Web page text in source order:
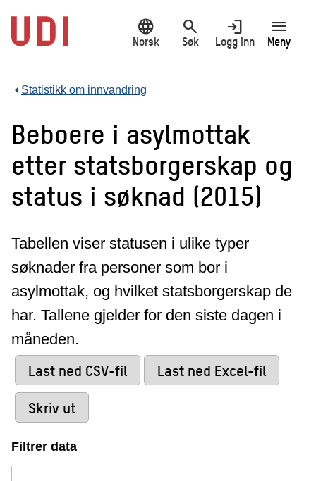
hovedinnhold
language
Norsk
search
Søk
login
Logg inn
menu
Meny
Statistikk om innvandring
Beboere i asylmottak
etter statsborgerskap og
status i søknad (2015)
Tabellen viser statusen i ulike typer
søknader fra personer som bor i
asylmottak, og hvilket statsborgerskap de
har. Tallene gjelder for den siste dagen i
måneden.
Last ned CSV-fil
Last ned Excel-fil
Skriv ut
Filtrer data